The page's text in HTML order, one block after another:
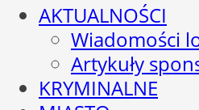
AKTUALNOŚCI
Wiadomości
Artykuły
KRYMINALNE